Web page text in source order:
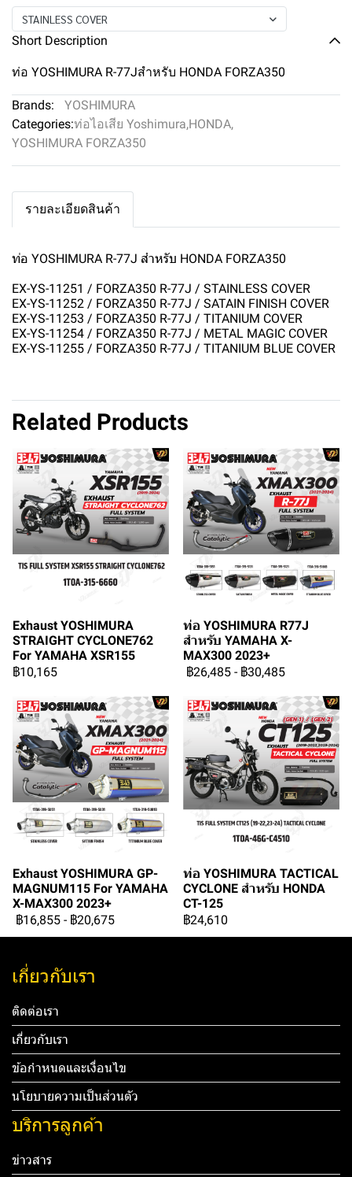
STAINLESS COVER
Short Description
ท่อ YOSHIMURA R-77Jสำหรับ HONDA FORZA350
Brands:
YOSHIMURA
Categories:ท่อไอเสีย Yoshimura,HONDA,
YOSHIMURA FORZA350
รายละเอียดสินค้า
ท่อ YOSHIMURA R-77J สำหรับ HONDA FORZA350
EX-YS-11251 / FORZA350 R-77J / STAINLESS COVER
EX-YS-11252 / FORZA350 R-77J / SATAIN FINISH COVER
EX-YS-11253 / FORZA350 R-77J / TITANIUM COVER
EX-YS-11254 / FORZA350 R-77J / METAL MAGIC COVER
EX-YS-11255 / FORZA350 R-77J / TITANIUM BLUE COVER
Related Products
Exhaust YOSHIMURA
STRAIGHT CYCLONE762
For YAMAHA XSR155
฿10,165
ท่อ YOSHIMURA R77J
สำหรับ YAMAHA X-
MAX300 2023+
฿26,485 - ฿30,485
Exhaust YOSHIMURA GP-
MAGNUM115 For YAMAHA
X-MAX300 2023+
฿16,855 - ฿20,675
ท่อ YOSHIMURA TACTICAL
CYCLONE สำหรับ HONDA
CT-125
฿24,610
เกี่ยวกับเรา
ติดต่อเรา
เกี่ยวกับเรา
ข้อกำหนดและเงื่อนไข
นโยบายความเป็นส่วนตัว
บริการลูกค้า
ข่าวสาร